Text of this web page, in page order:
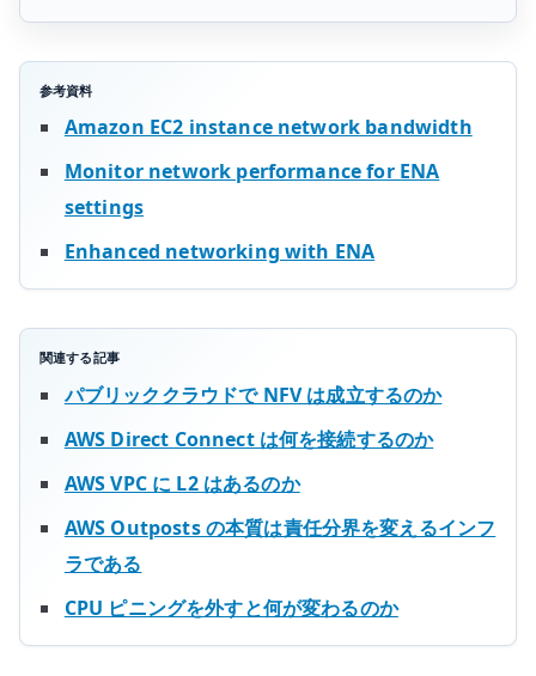
参考資料
Amazon EC2 instance network bandwidth
Monitor network performance for ENA
settings
Enhanced networking with ENA
関連する記事
パブリッククラウドで NFV は成立するのか
AWS Direct Connect は何を接続するのか
AWS VPC に L2 はあるのか
AWS Outposts の本質は責任分界を変えるインフ
ラである
CPU ピニングを外すと何が変わるのか